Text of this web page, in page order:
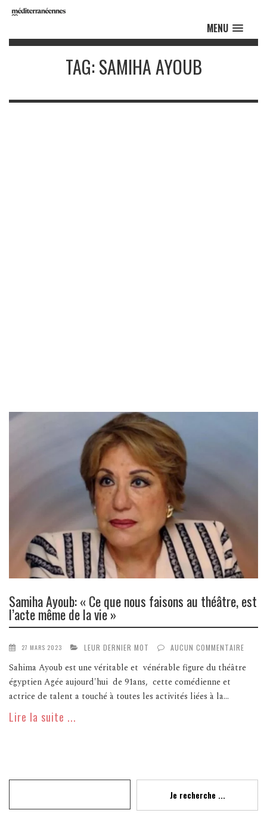
MENU
TAG: SAMIHA AYOUB
Samiha Ayoub: « Ce que nous faisons au théâtre, est
l’acte même de la vie »
27 MARS 2023 LEUR DERNIER MOT AUCUN COMMENTAIRE
Sahima Ayoub est une véritable et vénérable figure du théâtre
égyptien Agée aujourd'hui de 91ans, cette comédienne et
actrice de talent a touché à toutes les activités liées à la...
Lire la suite ...
Je recherche ...